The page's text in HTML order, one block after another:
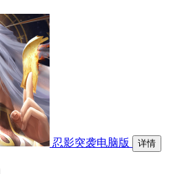
忍影突袭电脑版 详情